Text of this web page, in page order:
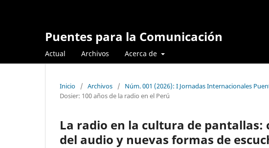
Puentes para la Comunicación
Actual Archivos Acerca de
Inicio / Archivos / Núm. 001 (2026): I Jornadas Internacionales
Dosier: 100 años de la radio en el Perú
La radio en la cultura de
del audio y nuevas formas de